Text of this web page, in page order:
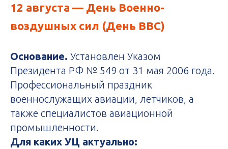
12 августа — День Военно-
воздушных сил (День ВВС)
Основание. Установлен Указом
Президента РФ № 549 от 31 мая 2006 года.
Профессиональный праздник
военнослужащих авиации, летчиков, а
также специалистов авиационной
промышленности.
Для каких УЦ актуально: